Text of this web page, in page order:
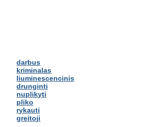
darbus
kriminalas
liuminescencinis
drunginti
nuplikyti
pliko
rykauti
greitoji